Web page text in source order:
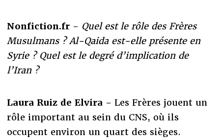
Nonfiction.fr - Quel est le rôle des Frères
Musulmans ? Al-Qaida est-elle présente en
Syrie ? Quel est le degré d’implication de
l’Iran ?
Laura Ruiz de Elvira - Les Frères jouent un
rôle important au sein du CNS, où ils
occupent environ un quart des sièges.